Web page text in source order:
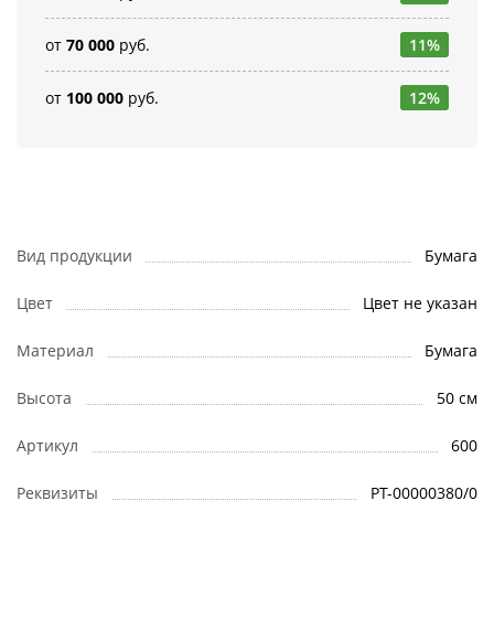
от 70 000 руб. 11%
от 100 000 руб. 12%
Вид продукции Бумага
Цвет Цвет не указан
Материал Бумага
Высота 50 см
Артикул 600
Реквизиты РТ-00000380/0